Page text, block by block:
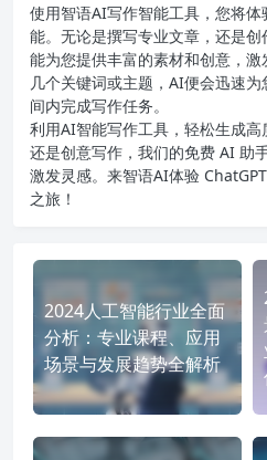
使用智语AI写作智能工具，您将
能。无论是撰写专业文章，还是
能为您提供丰富的素材和创意，
几个关键词或主题，AI便会迅速
间内完成写作任务。
利用AI智能写作工具，轻松生成
还是创意写作，我们的免费 AI 助
激发灵感。来智语AI体验
之旅！
2024人工智能行业全面
分析：专业课程、应用
场景与发展趋势全解析